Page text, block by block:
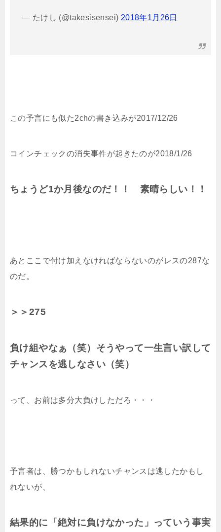
— たけし (@takesisensei) 2018年1月26日
この予言にも似た2chの書き込みが2017/12/26
コインチェックの消失事件が起きたのが2018/1/26
ちょうど1か月後なのだ！！ 素晴らしい！！
あとここで付け加えなければならないのがレスの287な
のだ。
＞＞275
負け組やなぁ（笑）そうやって一生言い訳して
チャンスを逃しなさい（笑）
って、お前は多分大負けしただろ・・・
予言者は、勝つかもしれないチャンスは逃したかもし
れないが、
結果的に「絶対に負けなかった」っていう事実